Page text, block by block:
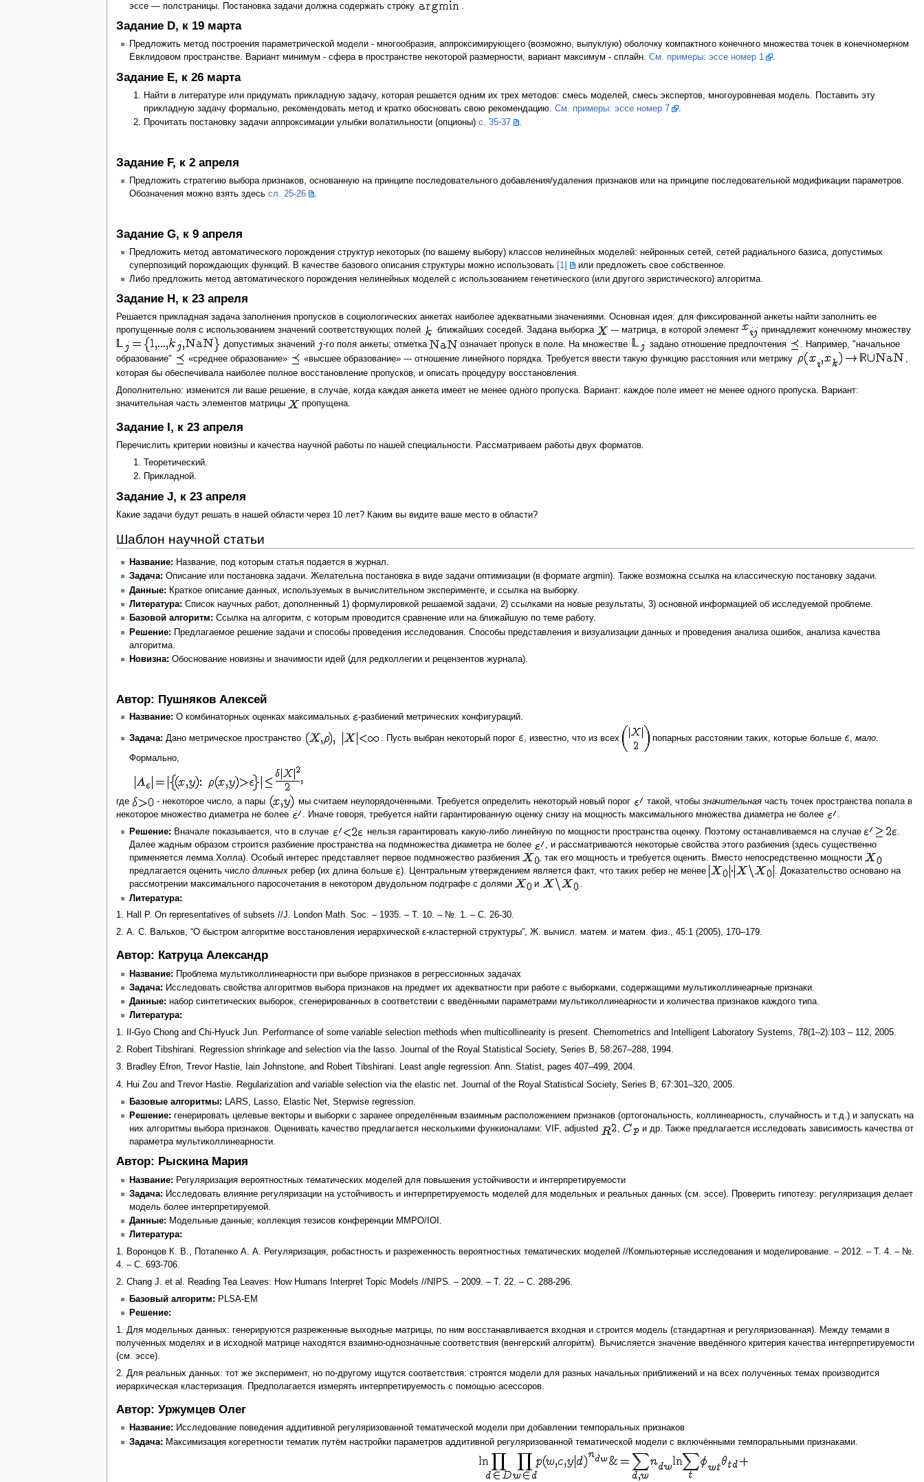
эссе — полстраницы. Постановка задачи должна содержать строку
.
Задание D, к 19 марта
Предложить метод построения параметрической модели - многообразия, аппроксимирующего (возможно, выпуклую) оболочку компактного конечного множества точек в конечномерном
Евклидовом пространстве. Вариант минимум - сфера в пространстве некоторой размерности, вариант максимум - сплайн. См. примеры: эссе номер 1 .
Задание E, к 26 марта
Найти в литературе или придумать прикладную задачу, которая решается одним их трех методов: смесь моделей, смесь экспертов, многоуровневая модель. Поставить эту
прикладную задачу формально, рекомендовать метод и кратко обосновать свою рекомендацию.См. примеры: эссе номер 7
.
Прочитать постановку задачи аппроксимации улыбки волатильности (опционы)c. 35-37 .
Задание F, к 2 апреля
Предложить стратегию выбора признаков, основанную на принципе последовательного добавления/удаления признаков или на принципе последовательной модификации параметров.
Обозначения можно взять здесь cл. 25-26 .
Задание G, к 9 апреля
Предложить метод автоматического порождения структур некоторых (по вашему выбору) классов нелинейных моделей: нейронных сетей, сетей радиального базиса, допустимых
суперпозиций порождающих функций. В качестве базового описания структуры можно использовать [1]
или предложеть свое собственное.
Либо предложить метод автоматического порождения нелинейных моделей с использованием генетического (или другого эвристического) алгоритма.
Задание H, к 23 апреля
Решается прикладная задача заполнения пропусков в социологических анкетах наиболее адекватными значениями. Основная идея: для фиксированной анкеты найти заполнить ее
пропущенные поля с использованием значений соответствующих полей
ближайших соседей. Задана выборка --- матрица, в которой элемент
принадлежит конечному множеству
допустимых значений
-го поля анкеты; отметка означает пропуск в поле. На множестве задано отношение предпочтения
. Например, "начальное
образование"
«среднее образование» «высшее образование» --- отношение линейного порядка. Требуется ввести такую функцию расстояния или метрику
,
которая бы обеспечивала наиболее полное восстановление пропусков, и описать процедуру восстановления.
Дополнительно: изменится ли ваше решение, в случае, когда каждая анкета имеет не менее одного пропуска. Вариант: каждое поле имеет не менее одного пропуска. Вариант:
значительная часть элементов матрицы
пропущена.
Задание I, к 23 апреля
Перечислить критерии новизны и качества научной работы по нашей специальности. Рассматриваем работы двух форматов.
Теоретический.
Прикладной.
Задание J, к 23 апреля
Какие задачи будут решать в нашей области через 10 лет? Каким вы видите ваше место в области?
Шаблон научной статьи
Название: Название, под которым статья подается в журнал.
Задача: Описание или постановка задачи. Желательна постановка в виде задачи оптимизации (в формате argmin). Также возможна ссылка на классическую постановку задачи.
Данные: Краткое описание данных, используемых в вычислительном эксперименте, и ссылка на выборку.
Литература: Список научных работ, дополненный 1) формулировкой решаемой задачи, 2) ссылками на новые результаты, 3) основной информацией об исследуемой проблеме.
Базовой алгоритм: Ссылка на алгоритм, с которым проводится сравнение или на ближайшую по теме работу.
Решение: Предлагаемое решение задачи и способы проведения исследования. Способы представления и визуализации данных и проведения анализа ошибок, анализа качества
алгоритма.
Новизна: Обоснование новизны и значимости идей (для редколлегии и рецензентов журнала).
Автор: Пушняков Алексей
Название: О комбинаторных оценках максимальных -разбиений метрических конфигураций.
Задача: Дано метрическое пространство . Пусть выбран некоторый порог , известно, что из всех попарных расстоянии таких, которые больше мало.
Формально,
где - некоторое число, а пары мы считаем неупорядоченными. Требуется определить некоторый новый порог такой, чтобы значительнаячасть точек пространства попала в
некоторое множество диаметра не более
. Иначе говоря, требуется найти гарантированную оценку снизу на мощность максимального множества диаметра не более
Решение: Вначале показывается, что в случае нельзя гарантировать какую-либо линейную по мощности пространства оценку. Поэтому останавливаемся на случае
.
Далее жадным образом строится разбиение пространства на подмножества диаметра не более
, и рассматриваются некоторые свойства этого разбиения (здесь существенно
применяется лемма Холла). Особый интерес представляет первое подмножество разбиения
, так его мощность и требуется оценить. Вместо непосредственно мощности
предлагается оценить число длинныхребер (их длина больше ). Центральным утверждением является факт, что таких ребер не менее
. Доказательство основано на
рассмотрении максимального паросочетания в некотором двудольном подграфе с долями
и
.
Литература:
1. Hall P. On representatives of subsets //J. London Math. Soc. – 1935. – Т. 10. – №. 1. – С. 26-30.
2. А. С. Вальков, “О быстром алгоритме восстановления иерархической ε-кластерной структуры”, Ж. вычисл. матем. и матем. физ., 45:1 (2005), 170–179.
Автор: Катруца Александр
Название: Проблема мультиколлинеарности при выборе признаков в регрессионных задачах
Задача: Исследовать свойства алгоритмов выбора признаков на предмет их адекватности при работе с выборками, содержащими мультиколлинеарные признаки.
Данные: набор синтетических выборок, сгенерированных в соответствии с введёнными параметрами мультиколлинеарности и количества признаков каждого типа.
Литература:
1. Il-Gyo Chong and Chi-Hyuck Jun. Performance of some variable selection methods when multicollinearity is present. Chemometrics and Intelligent Laboratory Systems, 78(1–2):103 – 112, 2005.
2. Robert Tibshirani. Regression shrinkage and selection via the lasso. Journal of the Royal Statistical Society, Series B, 58:267–288, 1994.
3. Bradley Efron, Trevor Hastie, Iain Johnstone, and Robert Tibshirani. Least angle regression. Ann. Statist, pages 407–499, 2004.
4. Hui Zou and Trevor Hastie. Regularization and variable selection via the elastic net. Journal of the Royal Statistical Society, Series B, 67:301–320, 2005.
Базовые алгоритмы: LARS, Lasso, Elastic Net, Stepwise regression.
Решение: генерировать целевые векторы и выборки с заранее определённым взаимным расположением признаков (ортогональность, коллинеарность, случайность и т.д.) и запускать на
них алгоритмы выбора признаков. Оценивать качество предлагается несколькими функионалами: VIF, adjusted
,
и др. Также предлагается исследовать зависимость качества от
параметра мультиколлинеарности.
Автор: Рыскина Мария
Название: Регуляризация вероятностных тематических моделей для повышения устойчивости и интерпретируемости
Задача: Исследовать влияние регуляризации на устойчивость и интерпретируемость моделей для модельных и реальных данных (см. эссе). Проверить гипотезу: регуляризация делает
модель более интерпретируемой.
Данные: Модельные данные; коллекция тезисов конференции ММРО/IOI.
Литература:
1. Воронцов К. В., Потапенко А. А. Регуляризация, робастность и разреженность вероятностных тематических моделей //Компьютерные исследования и моделирование. – 2012. – Т. 4. – №.
4. – С. 693-706.
2. Chang J. et al. Reading Tea Leaves: How Humans Interpret Topic Models //NIPS. – 2009. – Т. 22. – С. 288-296.
Базовый алгоритм: PLSA-EM
Решение:
1. Для модельных данных: генерируются разреженные выходные матрицы, по ним восстанавливается входная и строится модель (стандартная и регуляризованная). Между темами в
полученных моделях и в исходной матрице находятся взаимно-однозначные соответствия (венгерский алгоритм). Вычисляется значение введённого критерия качества интерпретируемости
(см. эссе).
2. Для реальных данных: тот же эксперимент, но по-другому ищутся соответствия: строятся модели для разных начальных приближений и на всех полученных темах производится
иерархическая кластеризация. Предполагается измерять интерпретируемость с помощью асессоров.
Автор: Уржумцев Олег
Название: Исследование поведения аддитивной регуляризованной тематической модели при добавлении темпоральных признаков
Задача: Максимизация когеретности тематик путём настройки параметров аддитивной регуляризованной тематической модели с включёнными темпоральными признаками.